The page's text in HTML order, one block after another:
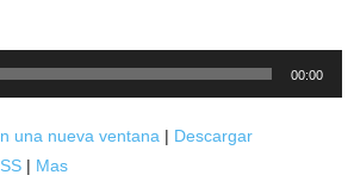
00:00
una nueva ventana | Descargar
| Mas